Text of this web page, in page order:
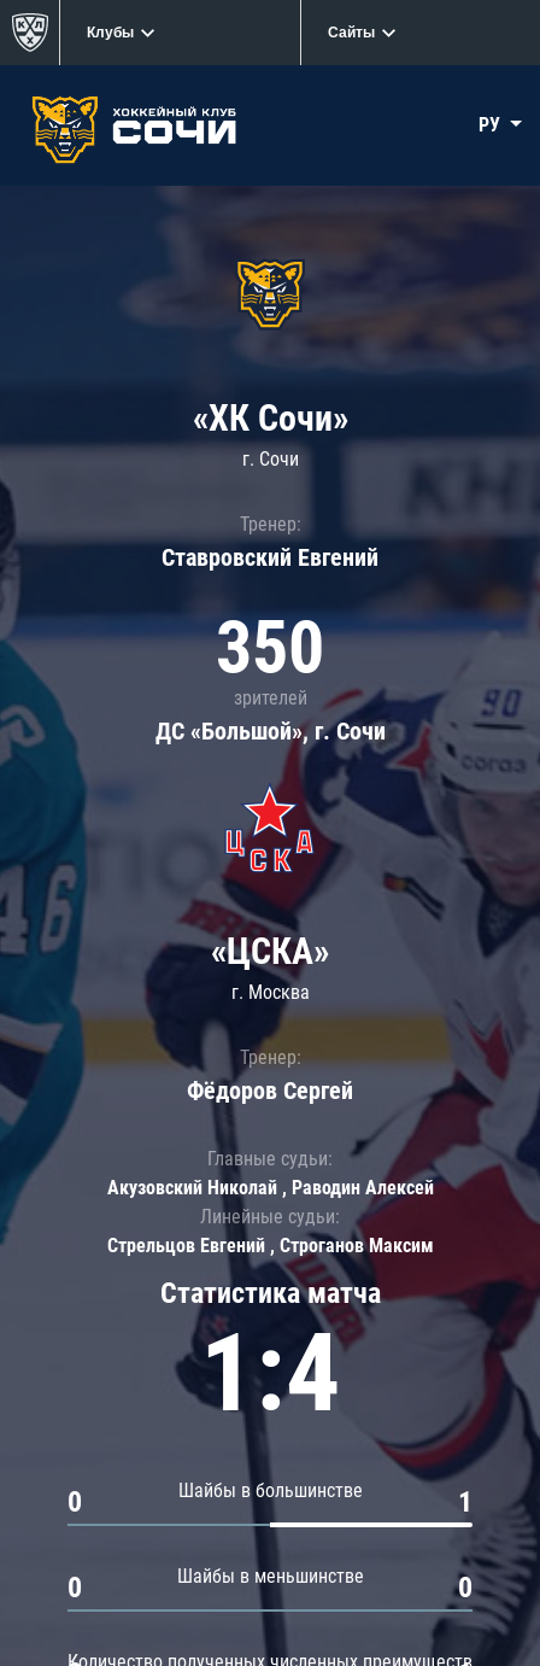
Клубы Сайты
РУ
«ХК Сочи»
г. Сочи
Тренер:
Ставровский Евгений
350
зрителей
ДС «Большой», г. Сочи
Статистика матча
1:4
Шайбы в большинстве
0 1
Шайбы в меньшинстве
0 0
«ЦСКА»
г. Москва
Тренер:
Фёдоров Сергей
Главные судьи:
Акузовский Николай , Раводин Алексей
Линейные судьи:
Стрельцов Евгений , Строганов Максим